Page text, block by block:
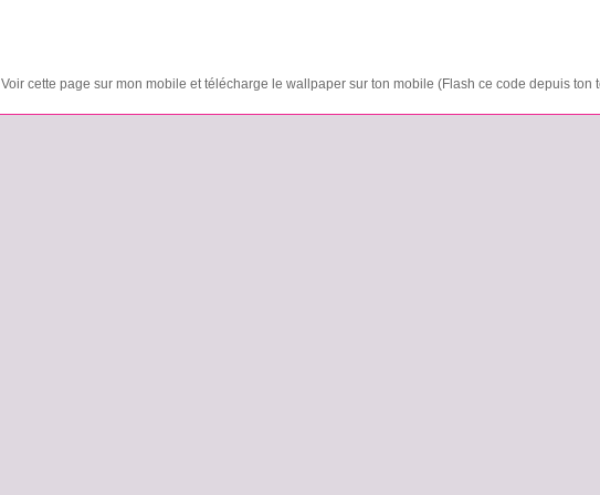
Voir cette page sur mon mobile et télécharge le wallpaper sur ton mobile (Flash ce code depuis ton